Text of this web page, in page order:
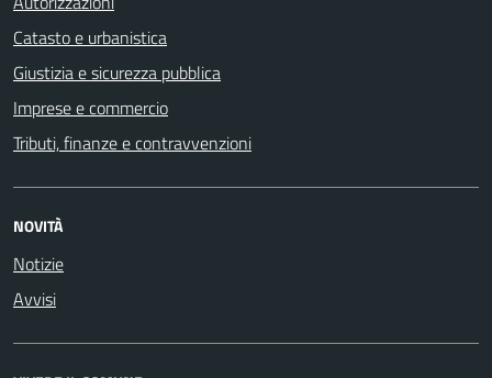
Catasto e urbanistica
Giustizia e sicurezza pubblica
Imprese e commercio
Tributi, finanze e contravvenzioni
NOVITÀ
Notizie
Avvisi